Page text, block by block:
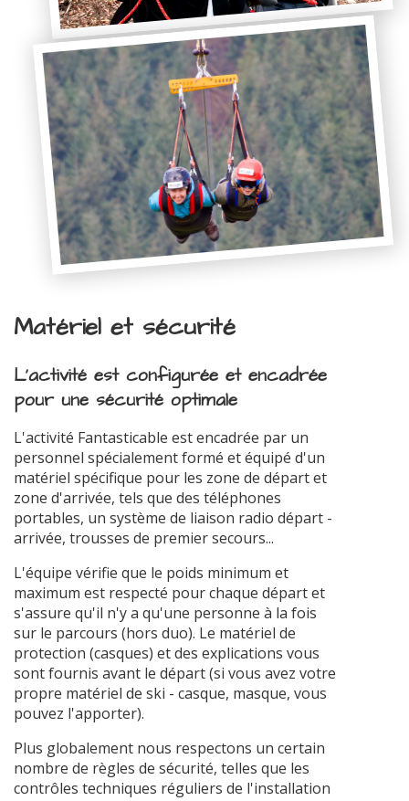
Matériel et sécurité
L'activité est configurée et encadrée
pour une sécurité optimale
L'activité Fantasticable est encadrée par un
personnel spécialement formé et équipé d'un
matériel spécifique pour les zone de départ et
zone d'arrivée, tels que des téléphones
portables, un système de liaison radio départ -
arrivée, trousses de premier secours...
L'équipe vérifie que le poids minimum et
maximum est respecté pour chaque départ et
s'assure qu'il n'y a qu'une personne à la fois
sur le parcours (hors duo). Le matériel de
protection (casques) et des explications vous
sont fournis avant le départ (si vous avez votre
propre matériel de ski - casque, masque, vous
pouvez l'apporter).
Plus globalement nous respectons un certain
nombre de règles de sécurité, telles que les
contrôles techniques réguliers de l'installation